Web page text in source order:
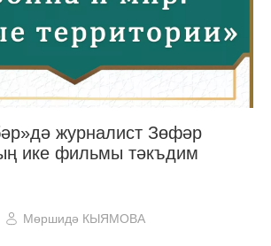
журналист Зөфәр
ике фильмы тәкъдим
Мөршидә КЫЯМОВА